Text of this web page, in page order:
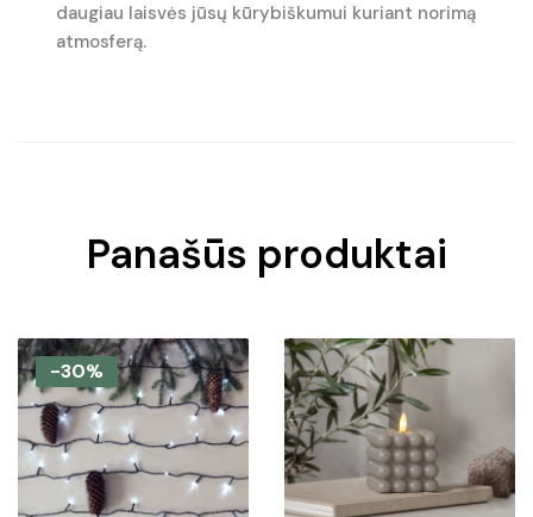
daugiau laisvės jūsų kūrybiškumui kuriant norimą
atmosferą.
Panašūs produktai
-30%